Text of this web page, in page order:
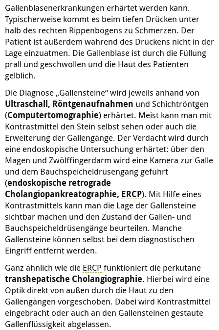
Gallenblasenerkrankungen erhärtet werden kann.
Typischerweise kommt es beim tiefen Drücken unter
halb des rechten Rippenbogens zu Schmerzen. Der
Patient ist außerdem während des Drückens nicht in der
Lage einzuatmen. Die Gallenblase ist durch die Füllung
prall und geschwollen und die Haut des Patienten
gelblich.
Die Diagnose „Gallensteine“ wird jeweils anhand von
Ultraschall, Röntgenaufnahmen und Schichtröntgen
(Computertomographie) erhärtet. Meist kann man mit
Kontrastmittel den Stein selbst sehen oder auch die
Erweiterung der Gallengänge. Der Verdacht wird durch
eine endoskopische Untersuchung erhärtet: über den
Magen und Zwölffingerdarm wird eine Kamera zur Galle
und dem Bauchspeicheldrüsengang geführt
(endoskopische retrograde
Cholangiopankreatographie, ERCP). Mit Hilfe eines
Kontrastmittels kann man die Lage der Gallensteine
sichtbar machen und den Zustand der Gallen- und
Bauchspeicheldrüsengänge beurteilen. Manche
Gallensteine können selbst bei dem diagnostischen
Eingriff entfernt werden.
Ganz ähnlich wie die ERCP funktioniert die perkutane
transhepatische Cholangiographie. Hierbei wird eine
Optik direkt von außen durch die Haut zu den
Gallengängen vorgeschoben. Dabei wird Kontrastmittel
eingebracht oder auch an den Gallensteinen gestaute
Gallenflüssigkeit abgelassen.